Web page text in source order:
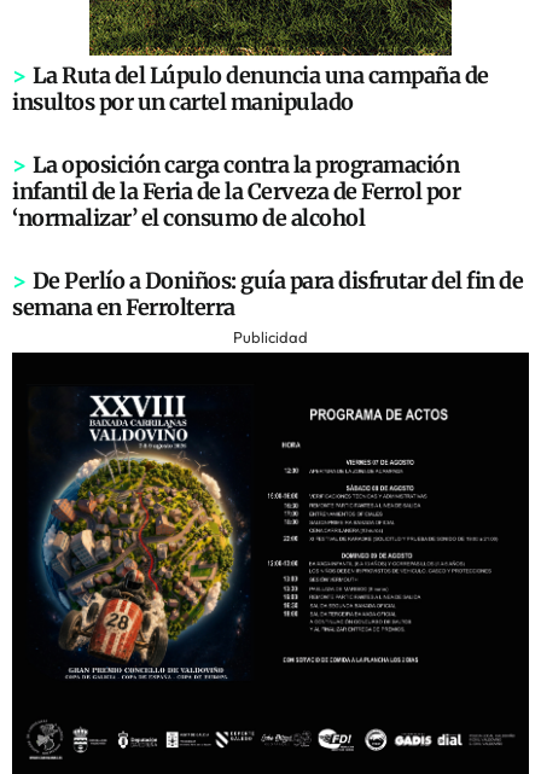
> La Ruta del Lúpulo denuncia una campaña de
insultos por un cartel manipulado
> La oposición carga contra la programación
infantil de la Feria de la Cerveza de Ferrol por
‘normalizar’ el consumo de alcohol
> De Perlío a Doniños: guía para disfrutar del fin de
semana en Ferrolterra
Publicidad